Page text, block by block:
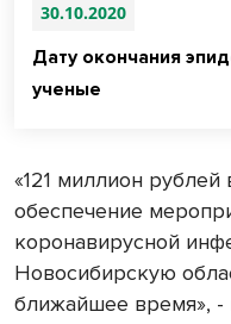
30.10.2020
Дату окончания
ученые
«121 миллион
обеспечение
коронавирусной
Новосибирскую
ближайшее время», -